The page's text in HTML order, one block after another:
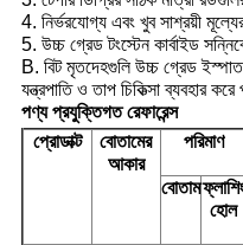
4. নির্ভরযোগ্য এবং খুব সাশ্রয়ী
5. উচ্চ গ্রেড টংস্টেন কার্বাইড
B. বিট মৃতদেহগুলি উচ্চ গ্রেড
যন্ত্রপাতি ও তাপ চিকিত্সা ব্যবহার
পণ্য প্রযুক্তিগত রেফারেন্স
প্রোডাক্ট
বোতামের
আকার
পরিমাণ
বোতাম
হোল